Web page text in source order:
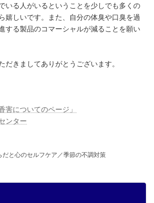
いる人がいるということを少しでも多くの
嬉しいです。また、自分の体臭や口臭を過
する製品のコマーシャルが減ることを願い
きましてありがとうございます。
害についてのページ」
ンター
だと心のセルフケア／季節の不調対策